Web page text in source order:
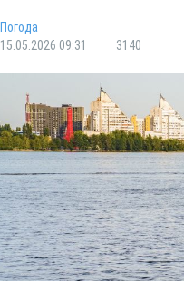
Погода
15.05.2026 09:31
3140